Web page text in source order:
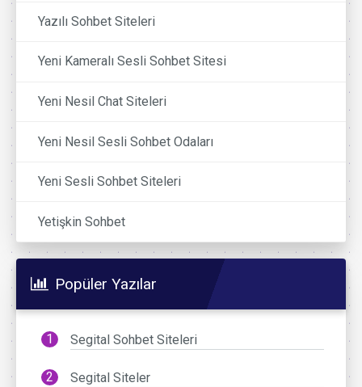
Yazılı Sohbet Siteleri
Yeni Kameralı Sesli Sohbet Sitesi
Yeni Nesil Chat Siteleri
Yeni Nesil Sesli Sohbet Odaları
Yeni Sesli Sohbet Siteleri
Yetişkin Sohbet
Popüler Yazılar
Segital Sohbet Siteleri
Segital Siteler